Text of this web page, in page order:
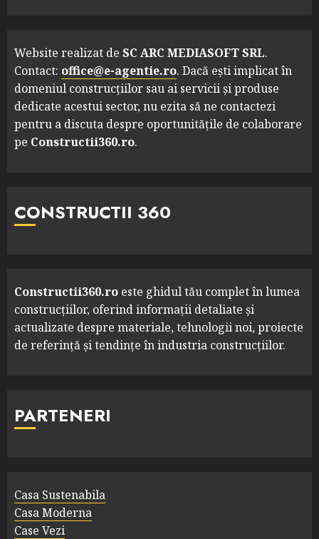
Website realizat de SC ARC MEDIASOFT SRL.
Contact: office@e-agentie.ro. Dacă ești implicat în
domeniul construcțiilor sau ai servicii și produse
dedicate acestui sector, nu ezita să ne contactezi
pentru a discuta despre oportunitățile de colaborare
pe Constructii360.ro.
CONSTRUCTII 360
Constructii360.ro este ghidul tău complet în lumea
construcțiilor, oferind informații detaliate și
actualizate despre materiale, tehnologii noi, proiecte
de referință și tendințe în industria construcțiilor.
PARTENERI
Casa Sustenabila
Casa Moderna
Case Vezi